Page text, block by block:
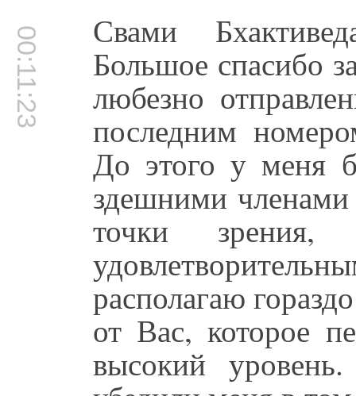
00:11:23 Свами
Большое спасибо
любезно
последним
До этого у меня
здешними
точки
располагаю
от Вас, которое
высокий